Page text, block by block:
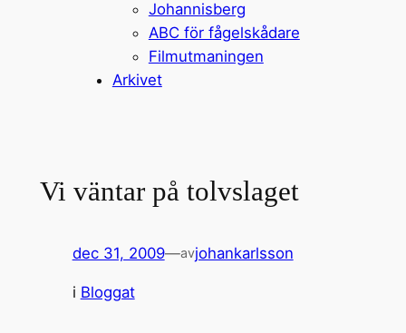
Johannisberg
ABC för fågelskådare
Filmutmaningen
Arkivet
Vi väntar på tolvslaget
dec 31, 2009—avjohankarlsson
i Bloggat